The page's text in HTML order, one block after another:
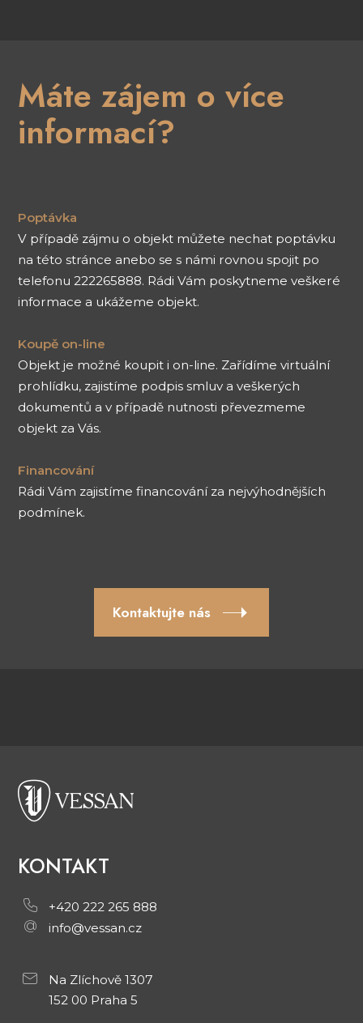
Máte zájem o více
informací?
Poptávka
V případě zájmu o objekt můžete nechat poptávku
na této stránce anebo se s námi rovnou spojit po
telefonu 222265888. Rádi Vám poskytneme veškeré
informace a ukážeme objekt.
Koupě on-line
Objekt je možné koupit i on-line. Zařídíme virtuální
prohlídku, zajistíme podpis smluv a veškerých
dokumentů a v případě nutnosti převezmeme
objekt za Vás.
Financování
Rádi Vám zajistíme financování za nejvýhodnějších
podmínek.
Kontaktujte nás
KONTAKT
+420 222 265 888
info@vessan.cz
Na Zlíchově 1307
152 00 Praha 5